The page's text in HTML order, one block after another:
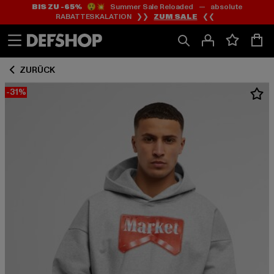
Zum
Inhalt
springen
Zum
Fußzeile
springen
BIS ZU -65%😲💥 Summer Sale Reloaded — absolute
RABATTESKALATION ❯❯ ZUM SALE ❮❮
ZURÜCK
-31%